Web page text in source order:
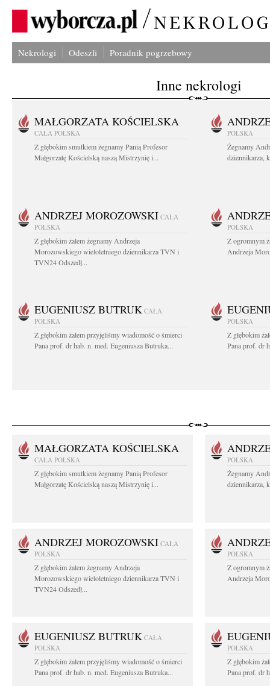
Nekrologi Odeszli Poradnik pogrzebowy
Inne nekrologi
MAŁGORZATA KOŚCIELSKA
CAŁA POLSKA
Z głębokim smutkiem żegnamy Panią Profesor
Małgorzatę Kościelską naszą Mistrzynię i...
POLSKA
Żegnamy
dziennikarza,
ANDRZEJ MOROZOWSKI CAŁA
POLSKA
Z głębokim żalem żegnamy Andrzeja
Morozowskiego wieloletniego dziennikarza TVN i
TVN24 Odszedł...
POLSKA
Z ogromnym
Andrzeja
EUGENIUSZ BUTRUK CAŁA
POLSKA
Z głębokim żalem przyjęliśmy wiadomość o śmierci
Pana prof. dr hab. n. med. Eugeniusza Butruka...
POLSKA
Z głębokim
Pana prof. dr
MAŁGORZATA KOŚCIELSKA
CAŁA POLSKA
Z głębokim smutkiem żegnamy Panią Profesor
Małgorzatę Kościelską naszą Mistrzynię i...
POLSKA
Żegnamy
dziennikarza,
ANDRZEJ MOROZOWSKI CAŁA
POLSKA
Z głębokim żalem żegnamy Andrzeja
Morozowskiego wieloletniego dziennikarza TVN i
TVN24 Odszedł...
POLSKA
Z ogromnym
Andrzeja
EUGENIUSZ BUTRUK CAŁA
POLSKA
Z głębokim żalem przyjęliśmy wiadomość o śmierci
Pana prof. dr hab. n. med. Eugeniusza Butruka...
POLSKA
Z głębokim
Pana prof. dr